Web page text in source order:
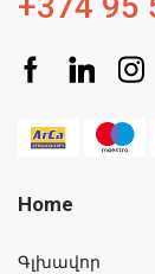
Home
Գլխավոր